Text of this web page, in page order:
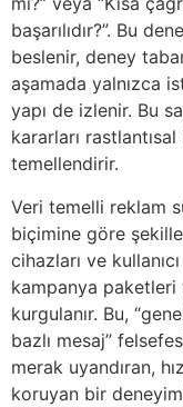
başarılıdır?”. Bu
beslenir, deney
aşamada yalnızca
yapı de izlenir. Bu
kararları
temellendirir.
Veri temelli reklam
biçimine göre
cihazları ve
kampanya paketleri
kurgulanır. Bu,
bazlı mesaj”
merak uyandıran,
koruyan bir